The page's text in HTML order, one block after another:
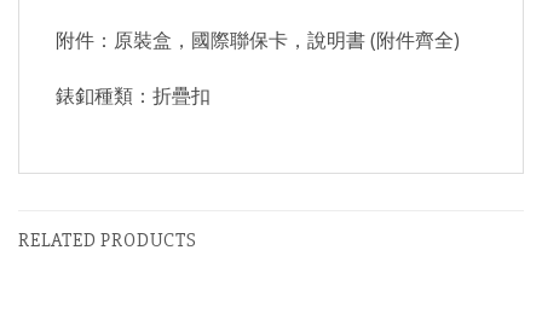
附件：原裝盒，國際聯保卡，說明書 (附件齊全)
錶釦種類：折疊扣
RELATED PRODUCTS